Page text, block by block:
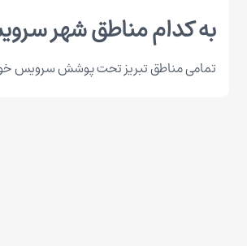
به کدام مناطق شهر
تمامی مناطق تبریز تحت پوشش سرویس